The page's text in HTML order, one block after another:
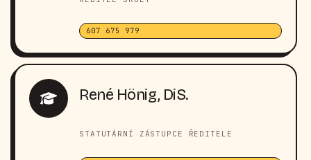
607 675 979
René Hönig, DiS.
STATUTÁRNÍ ZÁSTUPCE ŘEDITELE